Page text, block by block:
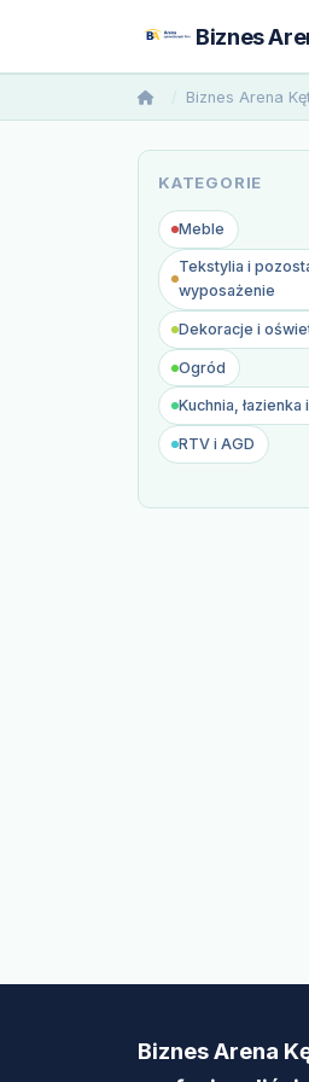
Biznes
Biznes Arena
KATEGORIE
Meble
Tekstylia i
wyposażenie
Dekoracje i
Ogród
Kuchnia, łazienka
RTV i AGD
Biznes Arena